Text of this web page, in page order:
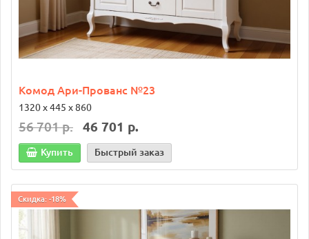
Комод Ари-Прованс №23
1320 х 445 х 860
56 701 р. 46 701 р.
Купить Быстрый заказ
Скидка: -18%